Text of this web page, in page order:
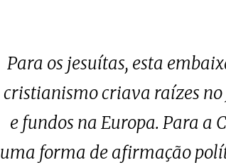
Para os jesuítas, esta
cristianismo criava raízes
e fundos na Europa. Para a
uma forma de afirmação